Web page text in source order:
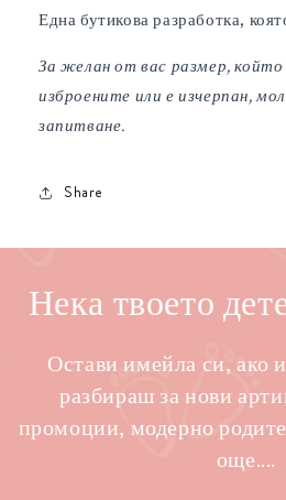
Една бутикова разработка,
За желан от вас размер,
изброените или е изчерпан,
запитване.
Share
Нека твоето
Остави имейла си,
разбираш за нови
промоции, модерно
още....